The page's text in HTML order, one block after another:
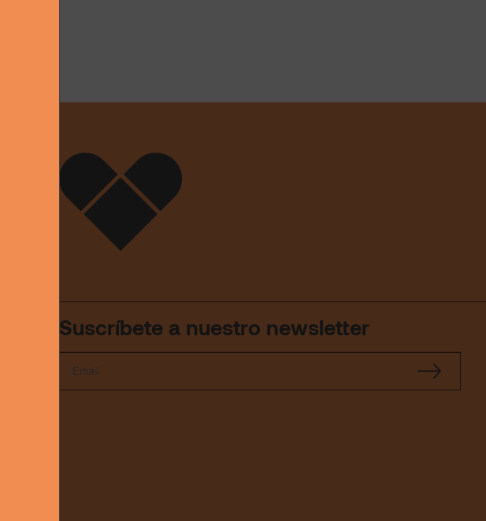
Suscríbete a nuestro newsletter